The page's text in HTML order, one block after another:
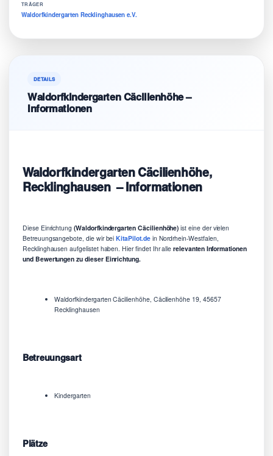
TRÄGER
Waldorfkindergarten Recklinghausen e.V.
DETAILS
Waldorfkindergarten Cäcilienhöhe –
Informationen
Waldorfkindergarten Cäcilienhöhe,
Recklinghausen – Informationen
Diese Einrichtung (Waldorfkindergarten Cäcilienhöhe) ist eine der vielen
Betreuungsangebote, die wir beiKitaPilot.dein Nordrhein-Westfalen,
Recklinghausen aufgelistet haben. Hier findet Ihr alle relevanten Informationen
und Bewertungen zu dieser Einrichtung.
Waldorfkindergarten Cäcilienhöhe, Cäcilienhöhe 19, 45657
Recklinghausen
Betreuungsart
Kindergarten
Plätze